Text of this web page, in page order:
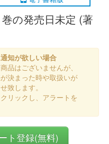
の発売日未定 (著
知が欲しい場合
品はございませんが、
決まった時や取扱いが
致します。
リックし、アラートを
ト登録(無料)